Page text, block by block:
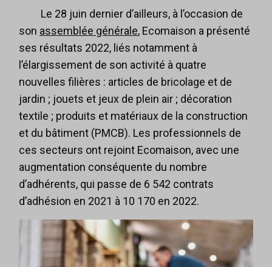
Le 28 juin dernier d’ailleurs, à l’occasion de
son assemblée générale, Ecomaison a présenté
ses résultats 2022, liés notamment à
l’élargissement de son activité à quatre
nouvelles filières : articles de bricolage et de
jardin ; jouets et jeux de plein air ; décoration
textile ; produits et matériaux de la construction
et du bâtiment (PMCB). Les professionnels de
ces secteurs ont rejoint Ecomaison, avec une
augmentation conséquente du nombre
d’adhérents, qui passe de 6 542 contrats
d’adhésion en 2021 à 10 170 en 2022.